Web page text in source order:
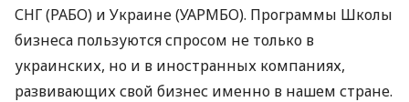
СНГ (РАБО) и Украине (УАРМБО). Программы Школы
бизнеса пользуются спросом не только в
украинских, но и в иностранных компаниях,
развивающих свой бизнес именно в нашем стране.